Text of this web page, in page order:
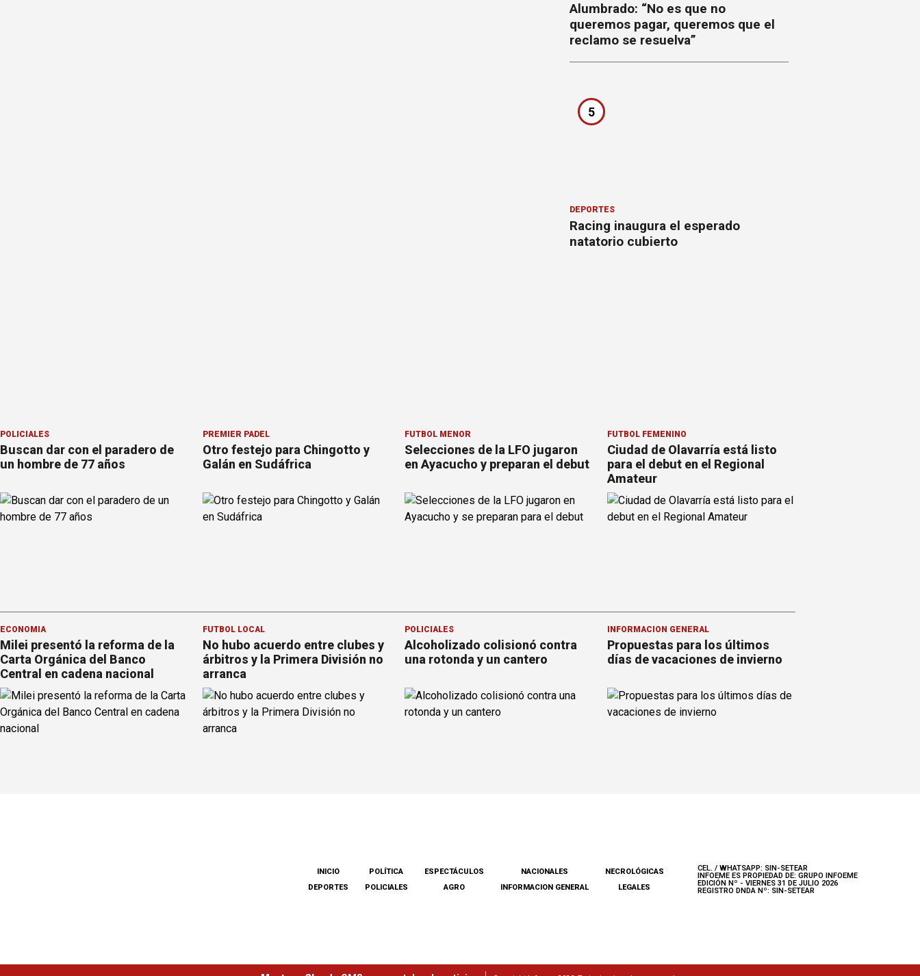
Alumbrado: “No es que no
queremos pagar, queremos que el
reclamo se resuelva”
5
DEPORTES
Racing inaugura el esperado
natatorio cubierto
POLICIALES
Buscan dar con el paradero de
un hombre de 77 años
PREMIER PÁDEL
Otro festejo para Chingotto y
Galán en Sudáfrica
FÚTBOL MENOR
Selecciones de la LFO jugaron
en Ayacucho y preparan el debut
FÚTBOL FEMENINO
Ciudad de Olavarría está listo
para el debut en el Regional
Amateur
ECONOMÍA
Milei presentó la reforma de la
Carta Orgánica del Banco
Central en cadena nacional
FÚTBOL LOCAL
No hubo acuerdo entre clubes y
árbitros y la Primera División no
arranca
POLICIALES
Alcoholizado colisionó contra
una rotonda y un cantero
INFORMACION GENERAL
Propuestas para los últimos
días de vacaciones de invierno
INICIO
DEPORTES
POLÍTICA
POLICIALES
ESPECTÁCULOS
AGRO
NACIONALES
INFORMACION GENERAL
NECROLÓGICAS
LEGALES
CEL. / WHATSAPP: SIN-SETEAR
INFOEME ES PROPIEDAD DE: GRUPO INFOEME
EDICIÓN Nº - VIERNES 31 DE JULIO 2026
REGISTRO DNDA Nº: SIN-SETEAR